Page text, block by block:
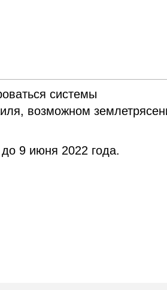
системы
возможном
9 июня 2022 года.